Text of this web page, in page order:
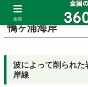
ホーム 石川県
鴨ヶ浦海岸
波によって削られた
岸線
全国